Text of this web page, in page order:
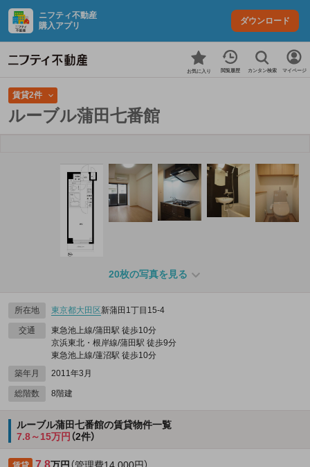
ニフティ不動産
購入アプリ
ダウンロード
お気に入り 閲覧履歴 カンタン検索 マイページ
賃貸2件
ルーブル蒲田七番館
20枚の写真を見る
所在地 東京都大田区新蒲田1丁目15-4
交通
東急池上線/蒲田駅 徒歩10分
京浜東北・根岸線/蒲田駅 徒歩9分
東急池上線/蓮沼駅 徒歩10分
築年月
2011年3月
総階数 8階建
ルーブル蒲田七番館の賃貸物件一覧
7.8～15万円 （2件）
7.8